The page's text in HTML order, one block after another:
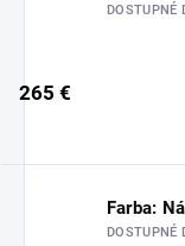
DOSTUPNÉ
265 €
Farba:
DOSTUPNÉ